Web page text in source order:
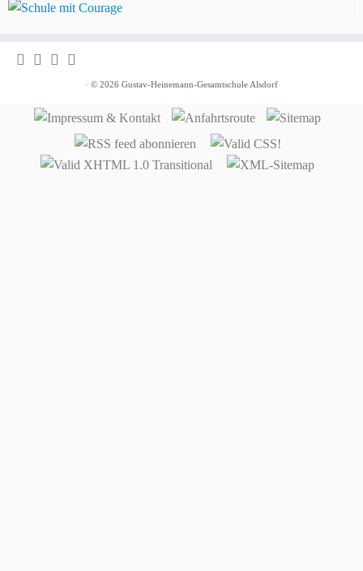
· © 2026 Gustav-Heinemann-Gesamtschule Alsdorf